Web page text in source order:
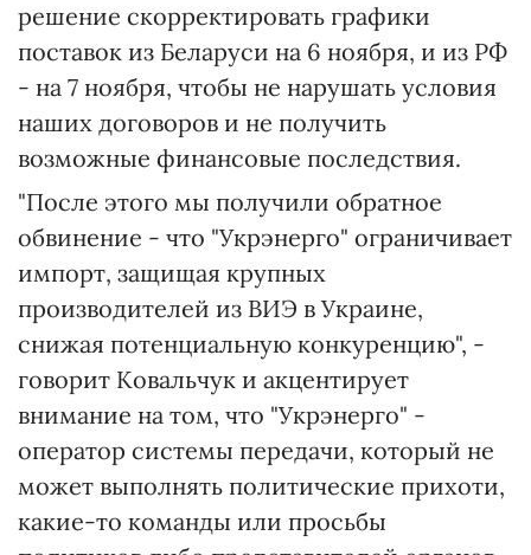
решение скорректировать графики
поставок из Беларуси на 6 ноября, и из РФ
- на 7 ноября, чтобы не нарушать условия
наших договоров и не получить
возможные финансовые последствия.
"После этого мы получили обратное
обвинение - что "Укрэнерго" ограничивает
импорт, защищая крупных
производителей из ВИЭ в Украине,
снижая потенциальную конкуренцию", -
говорит Ковальчук и акцентирует
внимание на том, что "Укрэнерго" -
оператор системы передачи, который не
может выполнять политические прихоти,
какие-то команды или просьбы